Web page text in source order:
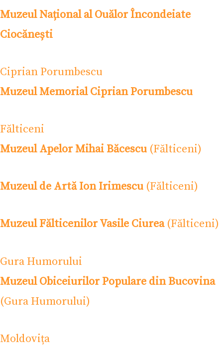
Muzeul Național al Ouălor Încondeiate
Ciocănești
Ciprian Porumbescu
Muzeul Memorial Ciprian Porumbescu
Fălticeni
Muzeul Apelor Mihai Băcescu (Fălticeni)
Muzeul de Artă Ion Irimescu (Fălticeni)
Muzeul Fălticenilor Vasile Ciurea(Fălticeni)
Gura Humorului
Muzeul Obiceiurilor Populare din Bucovina
(Gura Humorului)
Moldovița